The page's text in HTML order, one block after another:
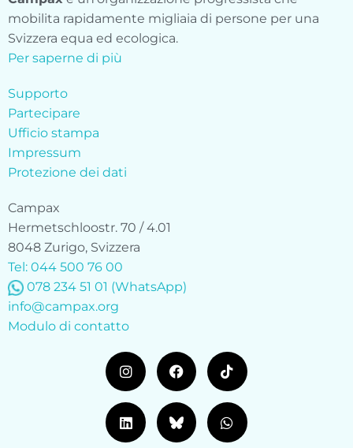
mobilita rapidamente migliaia di persone per una
Svizzera equa ed ecologica.
Per saperne di più
Supporto
Partecipare
Ufficio stampa
Impressum
Protezione dei dati
Campax
Hermetschloostr. 70 / 4.01
8048 Zurigo, Svizzera
Tel: 044 500 76 00
078 234 51 01 (WhatsApp)
info@campax.org
Modulo di contatto